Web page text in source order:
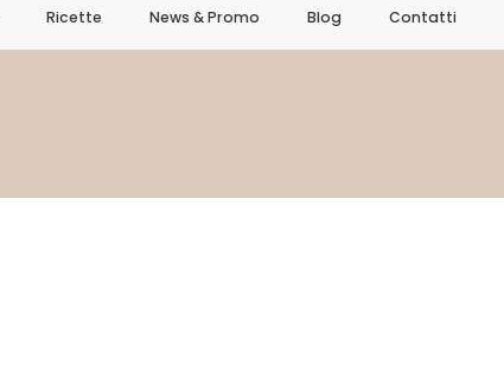
Ricette News & Promo Blog Contatti